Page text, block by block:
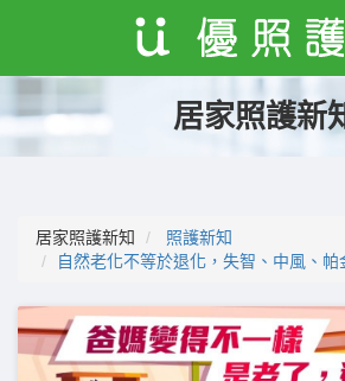
居家照護新
居家照護新知
照護新知
自然老化不等於退化，失智、中風、